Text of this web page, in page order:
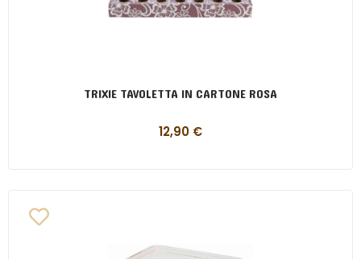
TRIXIE TAVOLETTA IN CARTONE ROSA
12,90 €